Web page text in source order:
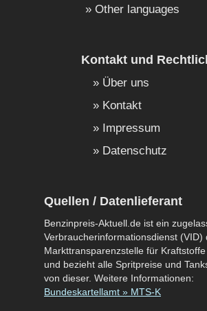
Other languages
Kontakt und
Über uns
Kontakt
Impressum
Datenschutz
Quellen / Datenlieferant
Benzinpreis-Aktuell.de ist ein
Verbraucherinformationsdienst (VID)
Markttransparenzstelle für
und bezieht alle Spritpreise und
von dieser. Weitere Informationen:
Bundeskartellamt » MTS-K